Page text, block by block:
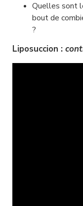
Quelles sont
bout de
?
Liposuccion :